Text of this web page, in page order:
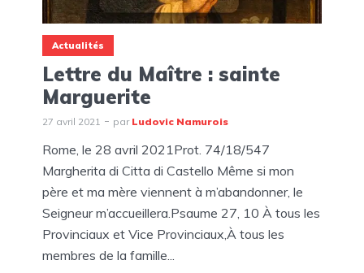
Actualités
Lettre du Maître : sainte
Marguerite
27 avril 2021 par Ludovic Namurois
Rome, le 28 avril 2021Prot. 74/18/547
Margherita di Citta di Castello Même si mon
père et ma mère viennent à m’abandonner, le
Seigneur m’accueillera.Psaume 27, 10 À tous les
Provinciaux et Vice Provinciaux,À tous les
membres de la famille...